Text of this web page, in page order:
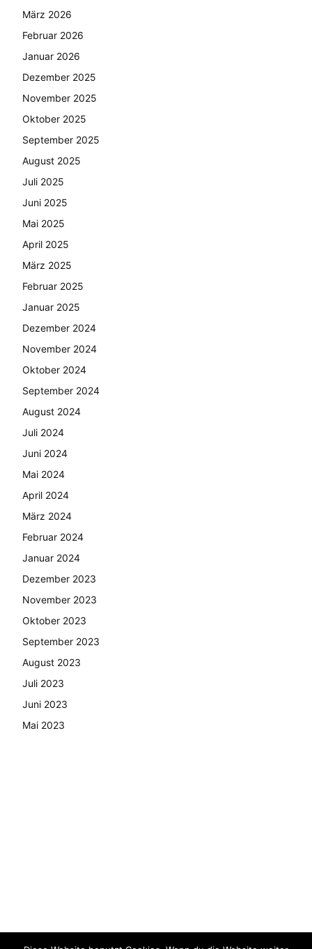
März 2026
Februar 2026
Januar 2026
Dezember 2025
November 2025
Oktober 2025
September 2025
August 2025
Juli 2025
Juni 2025
Mai 2025
April 2025
März 2025
Februar 2025
Januar 2025
Dezember 2024
November 2024
Oktober 2024
September 2024
August 2024
Juli 2024
Juni 2024
Mai 2024
April 2024
März 2024
Februar 2024
Januar 2024
Dezember 2023
November 2023
Oktober 2023
September 2023
August 2023
Juli 2023
Juni 2023
Mai 2023